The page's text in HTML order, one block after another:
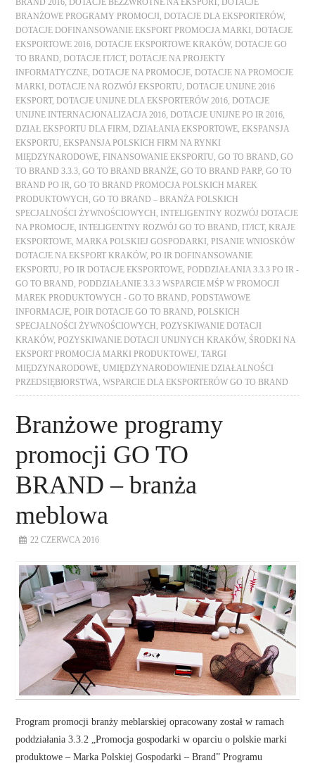
BRAND 2016 DOTACJE BEZZWROTNE NA EKSPORT
DOTACJE
BRANŻOWE PROGRAMY PROMOCJI
,DOTACJE DLA EKSPORTERÓW,
DOTACJE DOFINANSOWANIE EKSPORT PROMOCJA MARKI
,DOTACJE
EKSPORTOWE 2016 ,DOTACJE EKSPORTOWE KRAKÓW,DOTACJE GO
TO BRAND ,DOTACJE IT/ICT,DOTACJE NA PROJEKTY
INFORMATYCZNE ,DOTACJE NA PROMOCJE ,DOTACJE NA PROMOCJE
MARKI
,DOTACJE NA ROZWÓJ EKSPORTU ,DOTACJE UNIJNE 2016
EKSPORT,DOTACJE UNIJNE DLA EKSPORTERÓW 2016 ,DOTACJE
UNIJNE INTERNACJONALIZACJA 2016 ,DOTACJE UNIJNE PO IR 2016
DZIAŁ EKSPORTU DLA FIRM ,DZIAŁANIA EKSPORTOWE ,EKSPANSJA
EKSPORTU ,EKSPANSJA POLSKICH FIRM NA RYNKI
MIĘDZYNARODOWE ,FINANSOWANIE EKSPORTU ,GO TO BRAND ,GO
TO BRAND 3.3.3 ,GO TO BRAND BRANŻE ,GO TO BRAND PARP ,GO TO
BRAND PO IR ,GO TO BRAND PROMOCJA POLSKICH MAREK
PRODUKTOWYCH ,GO TO BRAND – BRANŻA POLSKICH
SPECJALNOŚCI ŻYWNOŚCIOWYCH
INTELIGENTNY ROZWÓJ DOTACJE
NA PROMOCJE
INTELIGENTNY ROZWÓJ GO TO BRAND IT/ICT,KRAJE
EKSPORTOWE ,MARKA POLSKIEJ GOSPODARKI ,PISANIE WNIOSKÓW
DOTACJE NA EKSPORT KRAKÓW,PO IR DOFINANSOWANIE
EKSPORTU ,PO IR DOTACJE EKSPORTOWE ,PODDZIAŁANIA 3.3.3 PO IR -
GO TO BRAND ,PODDZIAŁANIE 3.3.3 WSPARCIE MŚP W PROMOCJI
MAREK PRODUKTOWYCH - GO TO BRAND ,PODSTAWOWE
INFORMACJE ,POIR DOTACJE GO TO BRAND ,POLSKICH
SPECJALNOŚCI ŻYWNOŚCIOWYCH ,POZYSKIWANIE DOTACJI
KRAKÓW,POZYSKIWANIE DOTACJI UNIJNYCH KRAKÓW, ŚRODKI NA
EKSPORT PROMOCJA MARKI PRODUKTOWEJ ,TARGI
MIĘDZYNARODOWE ,UMIĘDZYNARODOWIENIE DZIAŁALNOŚCI
PRZEDSIĘBIORSTWA ,WSPARCIE DLA EKSPORTERÓW GO TO BRAND
Branżowe programy
promocji GO TO
BRAND – branża
meblowa
22 CZERWCA 2016
Program promocji branży meblarskiej opracowany został w ramach
poddziałania 3.3.2 „Promocja gospodarki w oparciu o polskie marki
produktowe – Marka Polskiej Gospodarki – Brand” Programu